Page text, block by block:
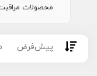
محصولات
پیش‌فرض